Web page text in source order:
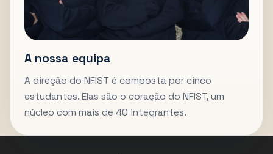
A nossa equipa
A direção do NFIST é composta por cinco
estudantes. Elas são o coração do NFIST, um
núcleo com mais de 40 integrantes.